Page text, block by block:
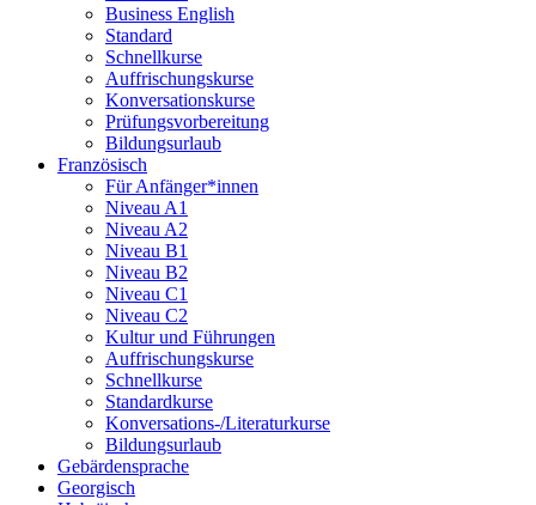
Business English
Standard
Schnellkurse
Auffrischungskurse
Konversationskurse
Prüfungsvorbereitung
Bildungsurlaub
Französisch
Für Anfänger*innen
Niveau A1
Niveau A2
Niveau B1
Niveau B2
Niveau C1
Niveau C2
Kultur und Führungen
Auffrischungskurse
Schnellkurse
Standardkurse
Konversations-/Literaturkurse
Bildungsurlaub
Gebärdensprache
Georgisch